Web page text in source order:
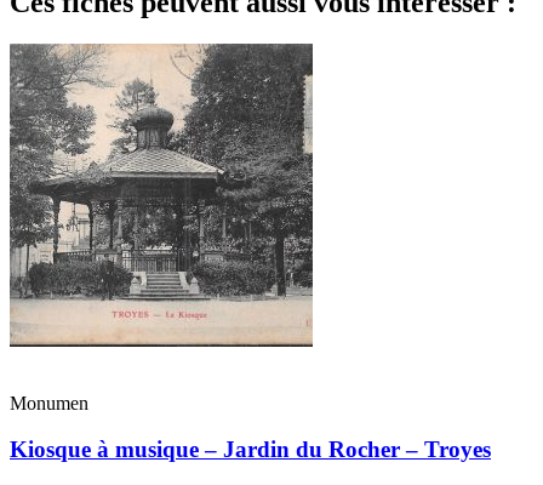
Monumen
Kiosque à musique – Jardin du Rocher – Troyes